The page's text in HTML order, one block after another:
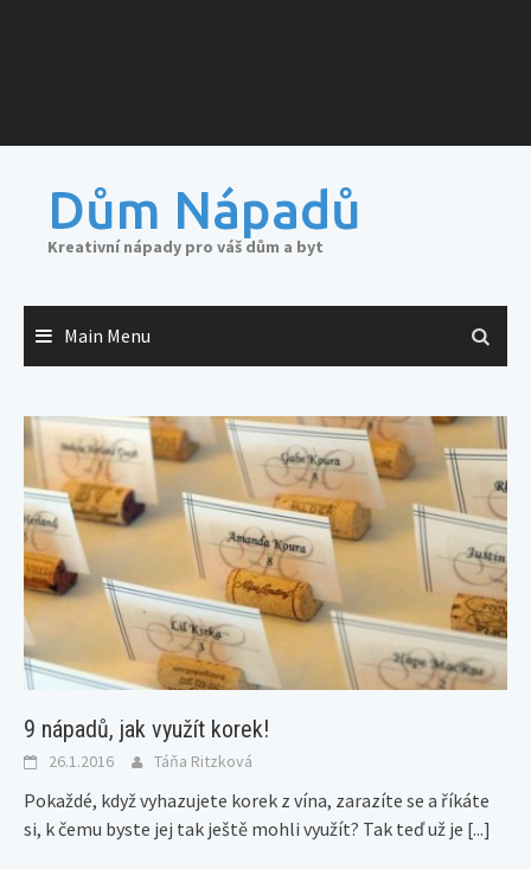
Dům Nápadů
Kreativní nápady pro váš dům a byt
Main Menu
9 nápadů, jak využít korek!
26.1.2016 Táňa Ritzková
Pokaždé, když vyhazujete korek z vína, zarazíte se a říkáte
si, k čemu byste jej tak ještě mohli využít? Tak teď už je [...]